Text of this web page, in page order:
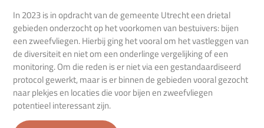
In 2023 is in opdracht van de gemeente Utrecht een drietal
gebieden onderzocht op het voorkomen van bestuivers: bijen
een zweefvliegen. Hierbij ging het vooral om het vastleggen van
de diversiteit en niet om een onderlinge vergelijking of een
monitoring. Om die reden is er niet via een gestandaardiseerd
protocol gewerkt, maar is er binnen de gebieden vooral gezocht
naar plekjes en locaties die voor bijen en zweefvliegen
potentieel interessant zijn.